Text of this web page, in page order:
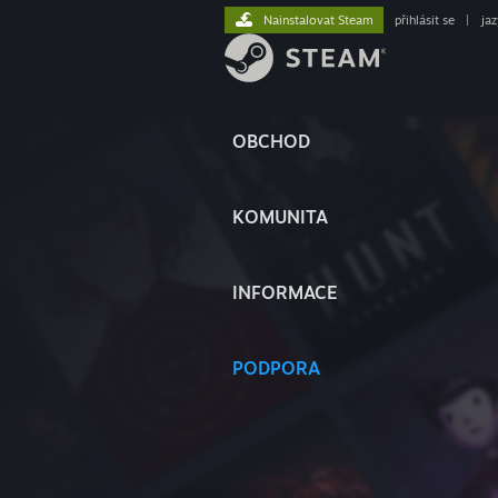
OBCHOD
KOMUNITA
INFORMACE
PODPORA
Nainstalovat Steam přihlásit se